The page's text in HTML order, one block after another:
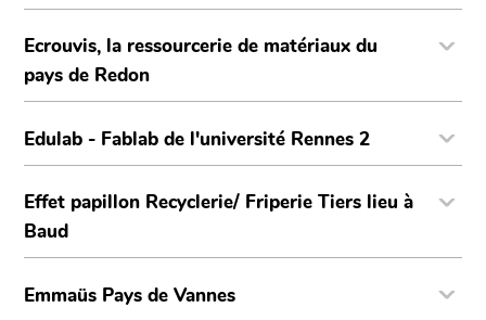
Ecrouvis, la ressourcerie de matériaux du
pays de Redon
Edulab - Fablab de l'université Rennes 2
Effet papillon Recyclerie/ Friperie Tiers lieu à
Baud
Emmaüs Pays de Vannes